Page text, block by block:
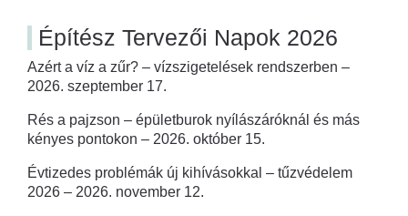
Építész Tervezői Napok 2026
Azért a víz a zűr? – vízszigetelések rendszerben –
2026. szeptember 17.
Rés a pajzson – épületburok nyílászáróknál és más
kényes pontokon – 2026. október 15.
Évtizedes problémák új kihívásokkal – tűzvédelem
2026 – 2026. november 12.